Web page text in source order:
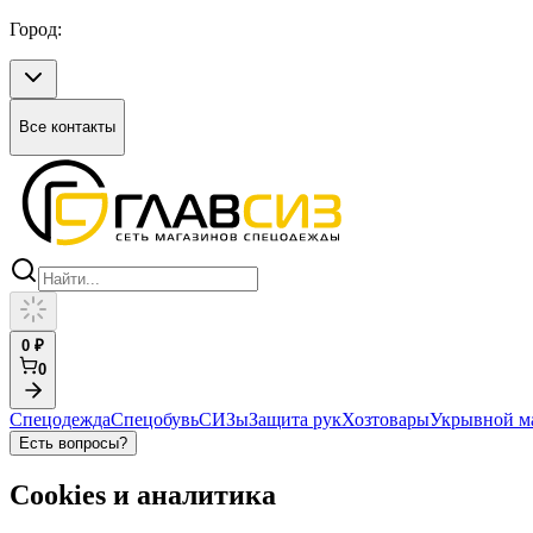
Город:
Все контакты
0 ₽
0
СпецодеждаСпецобувьСИЗыЗащита рукХозтоварыУкрывной
Есть вопросы?
Cookies и аналитика